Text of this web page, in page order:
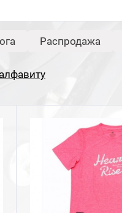
Распродажа